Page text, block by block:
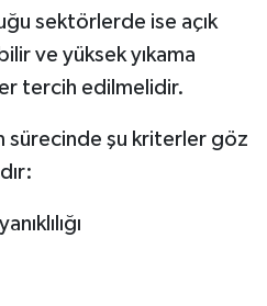
sektörlerde ise açık
ve yüksek yıkama
tercih edilmelidir.
sürecinde şu kriterler göz